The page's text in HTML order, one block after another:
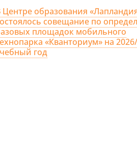
Центре образования
совещание по
площадок мобильного
«Кванториум» на
год